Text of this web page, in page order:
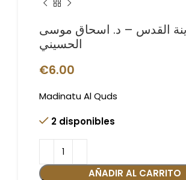
القدس – د. اسحاق موسى
الحسيني
€6.00
Madinatu Al Quds
2 disponibles
AÑADIR AL CARRITO